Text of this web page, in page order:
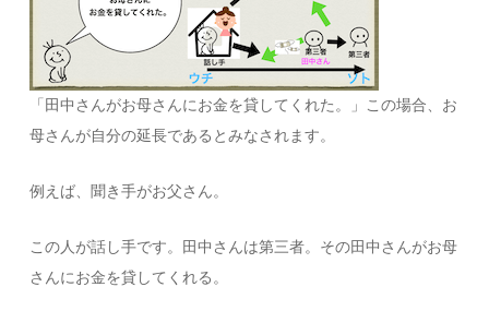
「田中さんがお母さんにお金を貸してくれた。」この場合、お
母さんが自分の延長であるとみなされます。
例えば、聞き手がお父さん。
この人が話し手です。田中さんは第三者。その田中さんがお母
さんにお金を貸してくれる。